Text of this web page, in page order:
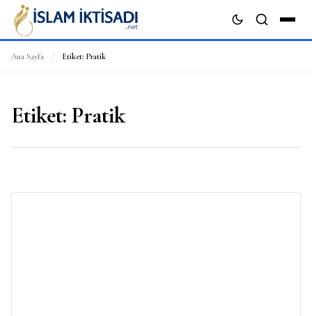
Ana Sayfa / Etiket: Pratik
Etiket: Pratik